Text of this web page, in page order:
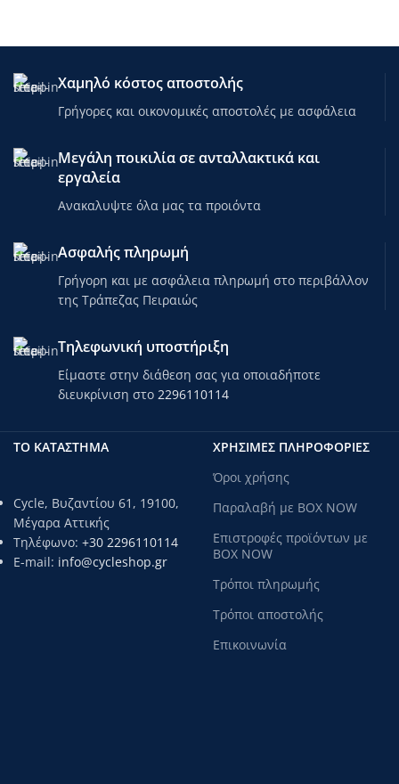
Χαμηλό κόστος αποστολής
Γρήγορες και οικονομικές αποστολές με ασφάλεια
Μεγάλη ποικιλία σε ανταλλακτικά και
εργαλεία
Ανακαλυψτε όλα μας τα προιόντα
Ασφαλής πληρωμή
Γρήγορη και με ασφάλεια πληρωμή στο περιβάλλον
της Τράπεζας Πειραιώς
Τηλεφωνική υποστήριξη
Είμαστε στην διάθεση σας για οποιαδήποτε
διευκρίνιση στο 2296110114
ΤΟ ΚΑΤΑΣΤΗΜΑ
Cycle, Βυζαντίου 61, 19100,
Μέγαρα Αττικής
Τηλέφωνο: +30 2296110114
E-mail: info@cycleshop.gr
ΧΡΗΣΙΜΕΣ ΠΛΗΡΟΦΟΡΙΕΣ
Όροι χρήσης
Παραλαβή με BOX NOW
Επιστροφές προϊόντων με
BOX NOW
Τρόποι πληρωμής
Τρόποι αποστολής
Επικοινωνία